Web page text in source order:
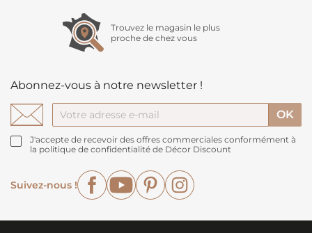
Trouvez le magasin le plus
proche de chez vous
Abonnez-vous à notre newsletter !
J'accepte de recevoir des offres commerciales conformément à
la politique de confidentialité de Décor Discount
Suivez-nous !
FacebookYouTubePinterest